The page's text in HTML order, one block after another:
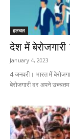
हलचल
देश में
January 4, 2023
4 जनवरी। भारत में
बेरोजगारी दर अपने